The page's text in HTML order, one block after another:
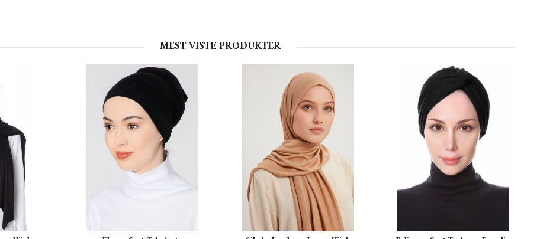
MEST VISTE PRODUKTER